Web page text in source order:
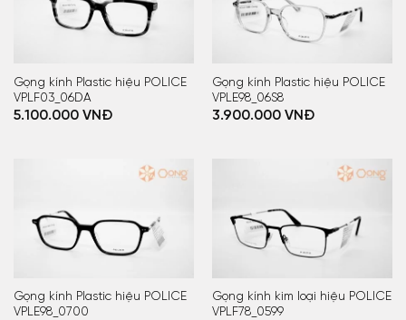
Gọng kính Plastic hiệu POLICE
VPLF03_06DA
5.100.000VNĐ
Gọng kính Plastic hiệu POLICE
VPLE98_06S8
3.900.000VNĐ
Gọng kính Plastic hiệu POLICE
VPLE98_0700
Gọng kính kim loại hiệu POLICE
VPLF78_0599